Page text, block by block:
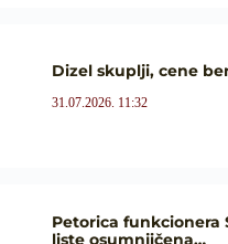
Dizel skuplji, cene
31.07.2026. 11:32
Petorica funkcionera
liste osumnjičena…